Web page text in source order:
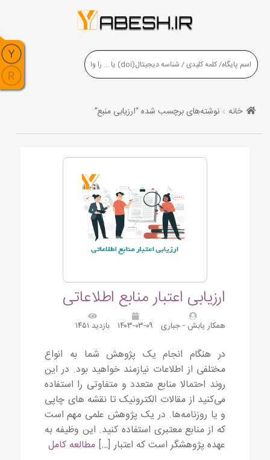
خانه نوشته‌های برچسب شده “ارزیابی منبع”
ارزیابی اعتبار منابع اطلاعاتی
همکار یابش - جباری ۱۴۰۳-۰۳-۰۹ بازدید ۱۴۵۱
در هنگام انجام یک پژوهش شما به انواع
مختلفی از اطلاعات نیازمند خواهید بود. در این
روند احتمالا منابع متعدد و متفاوتی را استفاده
می‌کنید از مقالات الکترونیک تا نقشه های چاپی
و یا روزنامه‌ها. در یک پژوهش علمی مهم است
که از منابع معتبری استفاده کنید. این وظیفه به
عهده پژوهشگر است که اعتبار […]مطالعه کامل